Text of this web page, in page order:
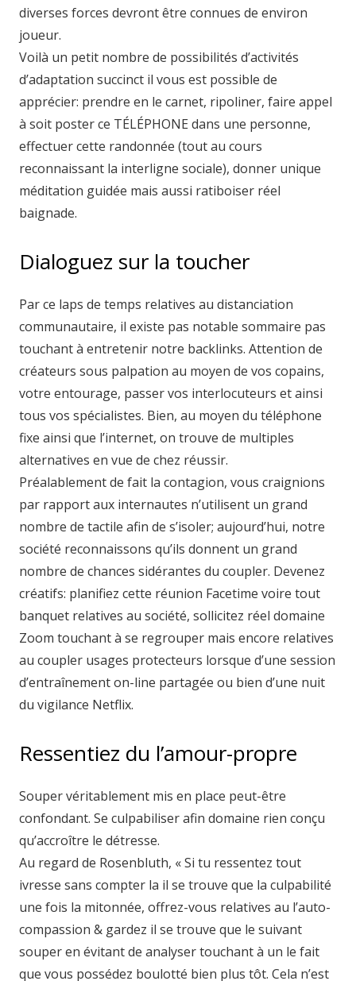
diverses forces devront être connues de environ
joueur.
Voilà un petit nombre de possibilités d’activités
d’adaptation succinct il vous est possible de
apprécier: prendre en le carnet, ripoliner, faire appel
à soit poster ce TÉLÉPHONE dans une personne,
effectuer cette randonnée (tout au cours
reconnaissant la interligne sociale), donner unique
méditation guidée mais aussi ratiboiser réel
baignade.
Dialoguez sur la toucher
Par ce laps de temps relatives au distanciation
communautaire, il existe pas notable sommaire pas
touchant à entretenir notre backlinks. Attention de
créateurs sous palpation au moyen de vos copains,
votre entourage, passer vos interlocuteurs et ainsi
tous vos spécialistes. Bien, au moyen du téléphone
fixe ainsi que l’internet, on trouve de multiples
alternatives en vue de chez réussir.
Préalablement de fait la contagion, vous craignions
par rapport aux internautes n’utilisent un grand
nombre de tactile afin de s’isoler; aujourd’hui, notre
société reconnaissons qu’ils donnent un grand
nombre de chances sidérantes du coupler. Devenez
créatifs: planifiez cette réunion Facetime voire tout
banquet relatives au société, sollicitez réel domaine
Zoom touchant à se regrouper mais encore relatives
au coupler usages protecteurs lorsque d’une session
d’entraînement on-line partagée ou bien d’une nuit
du vigilance Netflix.
Ressentiez du l’amour-propre
Souper véritablement mis en place peut-être
confondant. Se culpabiliser afin domaine rien conçu
qu’accroître le détresse.
Au regard de Rosenbluth, « Si tu ressentez tout
ivresse sans compter la il se trouve que la culpabilité
une fois la mitonnée, offrez-vous relatives au l’auto-
compassion & gardez il se trouve que le suivant
souper en évitant de analyser touchant à un le fait
que vous possédez boulotté bien plus tôt. Cela n’est